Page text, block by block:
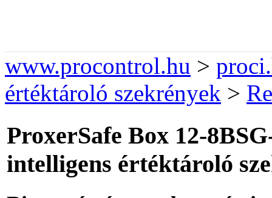
www.procontrol.hu >
értéktároló szekrények >
ProxerSafe Box 12-
intelligens értéktároló